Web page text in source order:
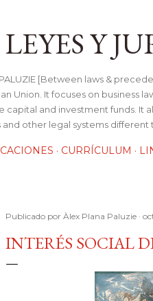
Y
[Between laws &
Union. It focuses on business
capital and investment funds. It
and other legal systems
CURRÍCULUM
Publicado por Àlex Plana Paluzie
INTERÉS SOCIAL